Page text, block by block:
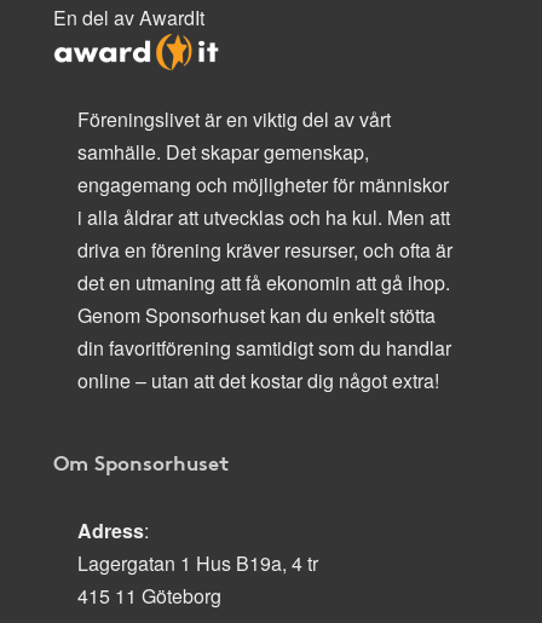
En del av AwardIt
Föreningslivet är en viktig del av vårt
samhälle. Det skapar gemenskap,
engagemang och möjligheter för människor
i alla åldrar att utvecklas och ha kul. Men att
driva en förening kräver resurser, och ofta är
det en utmaning att få ekonomin att gå ihop.
Genom Sponsorhuset kan du enkelt stötta
din favoritförening samtidigt som du handlar
online – utan att det kostar dig något extra!
Om Sponsorhuset
Adress:
Lagergatan 1 Hus B19a, 4 tr
415 11 Göteborg